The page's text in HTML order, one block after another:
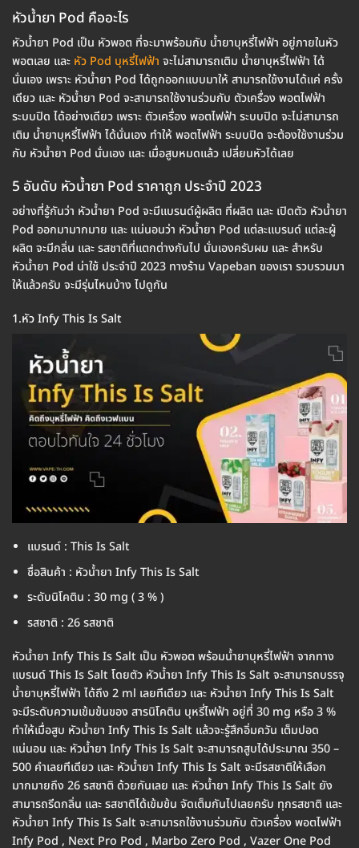
หัวน้ำยา Pod คืออะไร
หัวน้ำยา Pod เป็น หัวพอต ที่จะมาพร้อมกับ น้ำยาบุหรี่ไฟฟ้า อยู่ภายในหัว
พอตเลย และ หัว Pod บุหรี่ไฟฟ้า จะไม่สามารถเติม น้ำยาบุหรี่ไฟฟ้า ได้
นั่นเอง เพราะ หัวน้ำยา Pod ได้ถูกออกแบบมาให้ สามารถใช้งานได้แค่ ครั้ง
เดียว และ หัวน้ำยา Pod จะสามารถใช้งานร่วมกับ ตัวเครื่อง พอตไฟฟ้า
ระบบปิด ได้อย่างเดียว เพราะ ตัวเครื่อง พอตไฟฟ้า ระบบปิด จะไม่สามารถ
เติม น้ำยาบุหรี่ไฟฟ้า ได้นั่นเอง ทำให้ พอตไฟฟ้า ระบบปิด จะต้องใช้งานร่วม
กับ หัวน้ำยา Pod นั่นเอง และ เมื่อสูบหมดแล้ว เปลี่ยนหัวได้เลย
5 อันดับ หัวน้ำยา Pod ราคาถูก ประจำปี 2023
อย่างที่รู้กันว่า หัวน้ำยา Pod จะมีแบรนด์ผู้ผลิต ที่ผลิต และ เปิดตัว หัวน้ำยา
Pod ออกมามากมาย และ แน่นอนว่า หัวน้ำยา Pod แต่ละแบรนด์ แต่ละผู้
ผลิต จะมีกลิ่น และ รสชาติที่แตกต่างกันไป นั่นเองครับผม และ สำหรับ
หัวน้ำยา Pod น่าใช้ ประจำปี 2023 ทางร้าน Vapeban ของเรา รวบรวมมา
ให้แล้วครับ จะมีรุ่นไหนบ้าง ไปดูกัน
1.หัว Infy This Is Salt
แบรนด์ : This Is Salt
ชื่อสินค้า : หัวน้ำยา Infy This Is Salt
ระดับนิโคติน : 30 mg ( 3 % )
รสชาติ : 26 รสชาติ
หัวน้ำยา Infy This Is Salt เป็น หัวพอต พร้อมน้ำยาบุหรี่ไฟฟ้า จากทาง
แบรนด์ This Is Salt โดยตัว หัวน้ำยา Infy This Is Salt จะสามารถบรรจุ
น้ำยาบุหรี่ไฟฟ้า ได้ถึง 2 ml เลยทีเดียว และ หัวน้ำยา Infy This Is Salt
จะมีระดับความเข้มข้นของ สารนิโคติน บุหรี่ไฟฟ้า อยู่ที่ 30 mg หรือ 3 %
ทำให้เมื่อสูบ หัวน้ำยา Infy This Is Salt แล้วจะรู้สึกอิ่มควัน เต็มปอด
แน่นอน และ หัวน้ำยา Infy This Is Salt จะสามารถสูบได้ประมาณ 350 –
500 คำเลยทีเดียว และ หัวน้ำยา Infy This Is Salt จะมีรสชาติให้เลือก
มากมายถึง 26 รสชาติ ด้วยกันเลย และ หัวน้ำยา Infy This Is Salt ยัง
สามารถรีดกลิ่น และ รสชาติได้เข้มข้น จัดเต็มกันไปเลยครับ ทุกรสชาติ และ
หัวน้ำยา Infy This Is Salt จะสามารถใช้งานร่วมกับ ตัวเครื่อง พอตไฟฟ้า
Infy Pod , Next Pro Pod , Marbo Zero Pod , Vazer One Pod